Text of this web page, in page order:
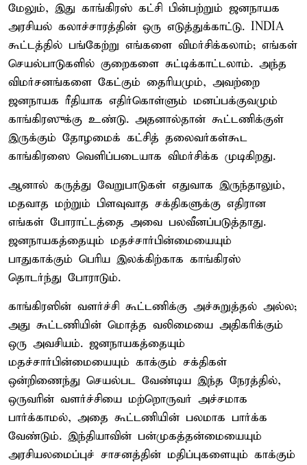
மேலும், இது காங்கிரஸ் கட்சி பின்பற்றும் ஜனநாயக
அரசியல் கலாச்சாரத்தின் ஒரு எடுத்துக்காட்டு. INDIA
கூட்டத்தில் பங்கேற்று எங்களை விமர்சிக்கலாம்; எங்கள்
செயல்பாடுகளில் குறைகளை சுட்டிக்காட்டலாம். அந்த
விமர்சனங்களை கேட்கும் தைரியமும், அவற்றை
ஜனநாயக ரீதியாக எதிர்கொள்ளும் மனப்பக்குவமும்
காங்கிரஸுக்கு உண்டு. அதனால்தான் கூட்டணிக்குள்
இருக்கும் தோழமைக் கட்சித் தலைவர்கள்கூட
காங்கிரஸை வெளிப்படையாக விமர்சிக்க முடிகிறது.
ஆனால் கருத்து வேறுபாடுகள் எதுவாக இருந்தாலும்,
மதவாத மற்றும் பிளவுவாத சக்திகளுக்கு எதிரான
எங்கள் போராட்டத்தை அவை பலவீனப்படுத்தாது.
ஜனநாயகத்தையும் மதச்சார்பின்மையையும்
பாதுகாக்கும் பெரிய இலக்கிற்காக காங்கிரஸ்
தொடர்ந்து போராடும்.
காங்கிரஸின் வளர்ச்சி கூட்டணிக்கு அச்சுறுத்தல் அல்ல;
அது கூட்டணியின் மொத்த வலிமையை அதிகரிக்கும்
ஒரு அவசியம். ஜனநாயகத்தையும்
மதச்சார்பின்மையையும் காக்கும் சக்திகள்
ஒன்றிணைந்து செயல்பட வேண்டிய இந்த நேரத்தில்,
ஒருவரின் வளர்ச்சியை மற்றொருவர் அச்சமாக
பார்க்காமல், அதை கூட்டணியின் பலமாக பார்க்க
வேண்டும். இந்தியாவின் பன்முகத்தன்மையையும்
அரசியலமைப்புச் சாசனத்தின் மதிப்புகளையும் காக்கும்